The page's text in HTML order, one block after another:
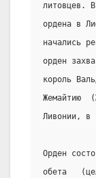
литовцев.
ордена в
начались
орден
король
Жемайтию
Ливонии, в
Орден
обета